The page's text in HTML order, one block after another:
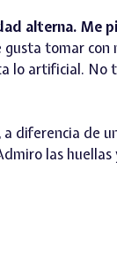
alterna. Me
tomar con
lo artificial. No
diferencia de
las